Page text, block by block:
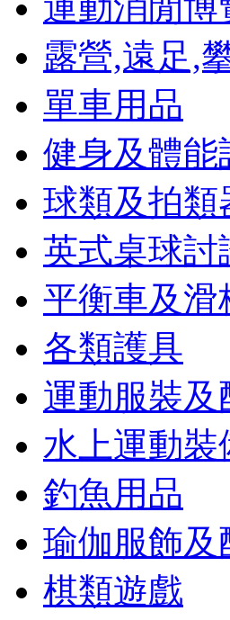
露營,遠足,
單車用品
健身及體能
球類及拍類
英式桌球討
平衡車及滑
各類護具
運動服裝及
水上運動裝
釣魚用品
瑜伽服飾及
棋類遊戲